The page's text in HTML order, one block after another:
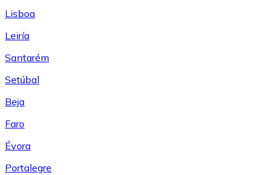
Lisboa
Leiría
Santarém
Setúbal
Beja
Faro
Évora
Portalegre